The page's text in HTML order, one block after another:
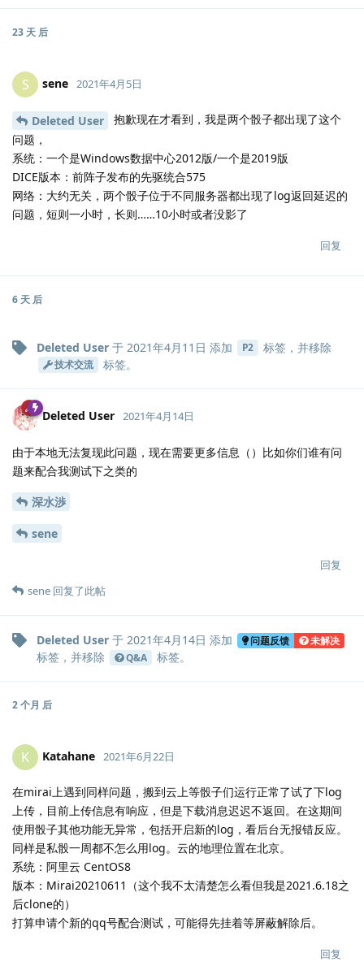
23 天 后
S sene 2021年4月5日
Deleted User
抱歉现在才看到，我是两个骰子都出现了这个
问题，
系统：一个是Windows数据中心2012版/一个是2019版
DICE版本：前阵子发布的先驱统合575
网络：大约无关，两个骰子位于不同服务器都出现了log返回延迟的
问题，短则一小时，长则……10小时或者没影了
回复
6 天 后
Deleted User 于 2021年4月11日 添加 P2 标签，并移除
技术交流 标签。
Deleted User 2021年4月14日
由于本地无法复现此问题，现在需要更多信息（）比如你们谁有问
题来配合我测试下之类的
深水渉
sene
回复
sene 回复了此帖
Deleted User 于 2021年4月14日 添加 问题反馈 未解决
标签 ，并移除 Q&A 标签。
2 个月 后
K Katahane 2021年6月22日
在mirai上遇到同样问题，搬到云上等骰子们运行正常了试了下log
上传，目前上传信息有响应，但是下载消息迟迟不返回。在这期间
使用骰子其他功能无异常，包括开启新的log，看后台无报错反应。
同样是私骰一周都不怎么用log。云的地理位置在北京。
系统：阿里云 CentOS8
版本：Mirai20210611（这个我不太清楚怎么看但我是2021.6.18之
后clone的）
打算申请个新的qq号配合测试，可能得先挂着等屏蔽解除后。
回复